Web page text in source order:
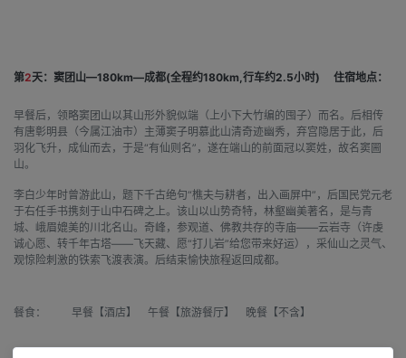
第2天：窦团山—180km—成都(全程约180km,行车约2.5小时) 住宿地点：
早餐后，领略窦团山以其山形外貌似端（上小下大竹编的囤子）而名。后相传
有唐彰明县（今属江油市）主薄窦子明慕此山清奇迹幽秀，弃宫隐居于此，后
羽化飞升，成仙而去，于是“有仙则名”，遂在端山的前面冠以窦姓，故名窦圌
山。
李白少年时曾游此山，题下千古绝句“樵夫与耕者，出入画屏中”，后国民党元老
于右任手书携刻于山中石碑之上。该山以山势奇特，林壑幽美著名，是与青
城、峨眉媲美的川北名山。奇峰，参观道、佛教共存的寺庙——云岩寺（许虔
诚心愿、转千年古塔——飞天藏、愿“打儿岩”给您带来好运），采仙山之灵气、
观惊险刺激的铁索飞渡表演。后结束愉快旅程返回成都。
餐食： 早餐【酒店】 午餐【旅游餐厅】 晚餐【不含】